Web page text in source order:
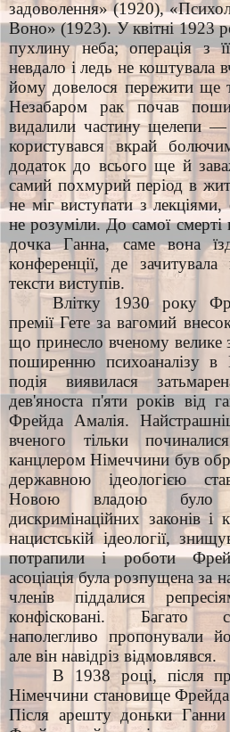
задоволення» (1920),
Воно» (1923). У квітні 1923
пухлину неба; операція з
невдало і ледь не коштувала
йому довелося пережити ще
Незабаром рак почав
видалили частину щелепи
користувався вкрай
додаток до всього ще й
самий похмурий період в
не міг виступати з лекціями,
не розуміли. До самої смерті
дочка Ганна, саме вона
конференції, де зачитувала
тексти виступів.
Влітку 1930 року
премії Гете за вагомий
що принесло вченому велике
поширенню психоаналізу в
подія виявилася
дев'яноста п'яти років від
Фрейда Амалія.
вченого тільки
канцлером Німеччини був
державною ідеологією
Новою владою було
дискримінаційних законів
нацистській ідеології,
потрапили і роботи
асоціація була розпущена за
членів піддалися
конфісковані. Багато
наполегливо пропонували
але він навідріз відмовлявся.
В 1938 році, після
Німеччини становище Фрейда
Після арешту доньки